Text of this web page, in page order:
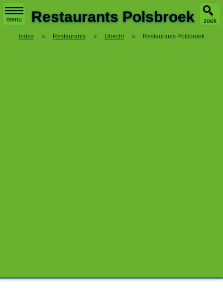
menu zoek
Restaurants Polsbroek
Index » Restaurants » Utrecht » Restaurants Polsbroek